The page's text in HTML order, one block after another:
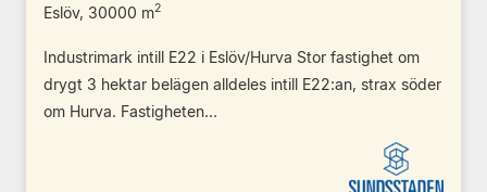
Eslöv, 30000 m2
Industrimark intill E22 i Eslöv/Hurva Stor fastighet om
drygt 3 hektar belägen alldeles intill E22:an, strax söder
om Hurva. Fastigheten...